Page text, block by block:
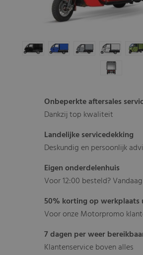
Onbeperkte aftersales
Dankzij top kwaliteit
Landelijke servicedekking
Deskundig en persoonlijk
Eigen onderdelenhuis
Voor 12:00 besteld?
50% korting op werkplaats
Voor onze Motorpromo
7 dagen per weer
Klantenservice boven alles